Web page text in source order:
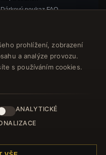
prohlížení, zobrazení
a analýze provozu.
s používáním cookies.
ANALYTICKÉ
Dárkový poukaz FAQ
SLEDUJTE NÁS